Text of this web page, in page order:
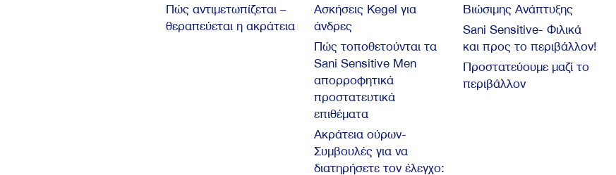
Πώς αντιμετωπίζεται –
θεραπεύεται η ακράτεια
Ασκήσεις Kegel για
άνδρες
Πώς τοποθετούνται τα
Sani Sensitive Men
απορροφητικά
προστατευτικά
επιθέματα
Ακράτεια ούρων-
Συμβουλές για να
διατηρήσετε τον έλεγχο:
Βιώσιμης Ανάπτυξης
Sani Sensitive- Φιλικά
και προς το περιβάλλον!
Προστατεύουμε μαζί το
περιβάλλον